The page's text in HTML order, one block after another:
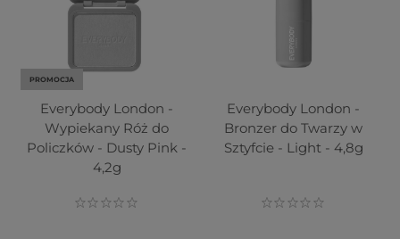
PROMOCJA
Everybody London -
Wypiekany Róż do
Policzków - Dusty Pink -
4,2g
Everybody London -
Bronzer do Twarzy w
Sztyfcie - Light - 4,8g